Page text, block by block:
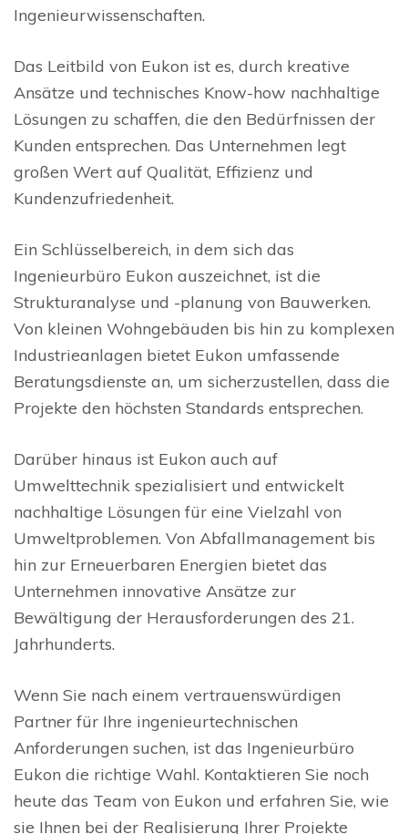
Ingenieurwissenschaften.
Das Leitbild von Eukon ist es, durch kreative
Ansätze und technisches Know-how nachhaltige
Lösungen zu schaffen, die den Bedürfnissen der
Kunden entsprechen. Das Unternehmen legt
großen Wert auf Qualität, Effizienz und
Kundenzufriedenheit.
Ein Schlüsselbereich, in dem sich das
Ingenieurbüro Eukon auszeichnet, ist die
Strukturanalyse und -planung von Bauwerken.
Von kleinen Wohngebäuden bis hin zu komplexen
Industrieanlagen bietet Eukon umfassende
Beratungsdienste an, um sicherzustellen, dass die
Projekte den höchsten Standards entsprechen.
Darüber hinaus ist Eukon auch auf
Umwelttechnik spezialisiert und entwickelt
nachhaltige Lösungen für eine Vielzahl von
Umweltproblemen. Von Abfallmanagement bis
hin zur Erneuerbaren Energien bietet das
Unternehmen innovative Ansätze zur
Bewältigung der Herausforderungen des 21.
Jahrhunderts.
Wenn Sie nach einem vertrauenswürdigen
Partner für Ihre ingenieurtechnischen
Anforderungen suchen, ist das Ingenieurbüro
Eukon die richtige Wahl. Kontaktieren Sie noch
heute das Team von Eukon und erfahren Sie, wie
sie Ihnen bei der Realisierung Ihrer Projekte